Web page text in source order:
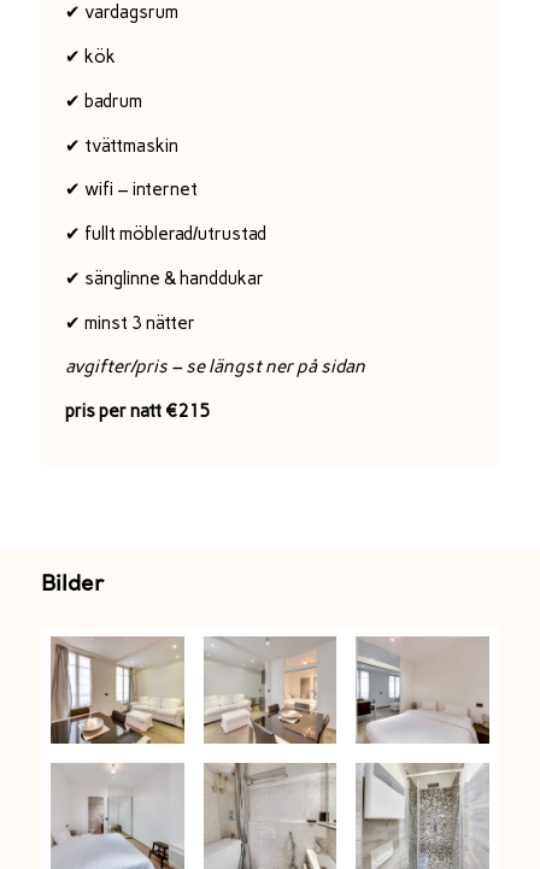
✔ vardagsrum
✔ kök
✔ badrum
✔ tvättmaskin
✔ wifi – internet
✔ fullt möblerad/utrustad
✔ sänglinne & handdukar
✔ minst 3 nätter
avgifter/pris – se längst ner på sidan
pris per natt €215
Bilder